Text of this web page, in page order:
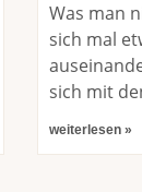
Was man
sich mal
sich mit
weiterlesen »